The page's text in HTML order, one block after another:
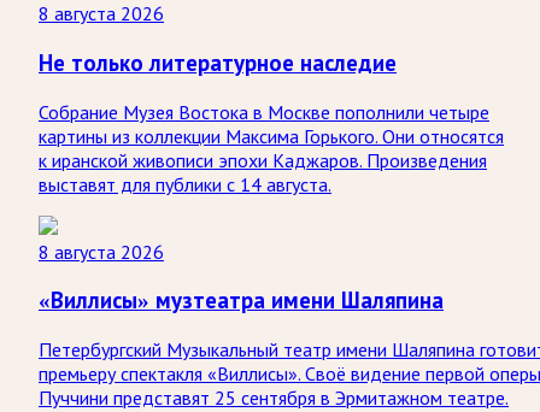
8 августа 2026
Не только литературное наследие
Собрание Музея Востока в Москве пополнили четыре
картины из коллекции Максима Горького. Они относятся
к иранской живописи эпохи Каджаров. Произведения
выставят для публики с 14 августа.
8 августа 2026
«Виллисы» музтеатра имени Шаляпина
Петербургский Музыкальный театр имени Шаляпина
премьеру спектакля «Виллисы». Своё видение первой оперы
Пуччини представят 25 сентября в Эрмитажном театре.